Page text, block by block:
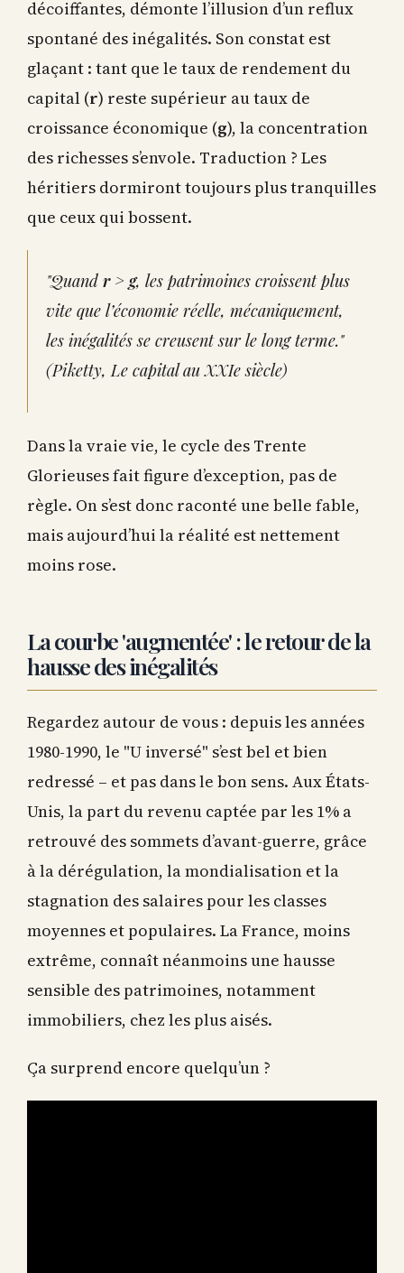
décoiffantes, démonte l’illusion d’un reflux
spontané des inégalités. Son constat est
glaçant : tant que le taux de rendement du
capital (r) reste supérieur au taux de
croissance économique (g), la concentration
des richesses s’envole. Traduction ? Les
héritiers dormiront toujours plus tranquilles
que ceux qui bossent.
"Quand r > g, les patrimoines croissent plus
vite que l’économie réelle, mécaniquement,
les inégalités se creusent sur le long terme."
(Piketty, Le capital au XXIe siècle)
Dans la vraie vie, le cycle des Trente
Glorieuses fait figure d’exception, pas de
règle. On s’est donc raconté une belle fable,
mais aujourd’hui la réalité est nettement
moins rose.
La courbe 'augmentée' : le retour de la
hausse des inégalités
Regardez autour de vous : depuis les années
1980-1990, le "U inversé" s’est bel et bien
redressé – et pas dans le bon sens. Aux États-
Unis, la part du revenu captée par les 1% a
retrouvé des sommets d’avant-guerre, grâce
à la dérégulation, la mondialisation et la
stagnation des salaires pour les classes
moyennes et populaires. La France, moins
extrême, connaît néanmoins une hausse
sensible des patrimoines, notamment
immobiliers, chez les plus aisés.
Ça surprend encore quelqu’un ?